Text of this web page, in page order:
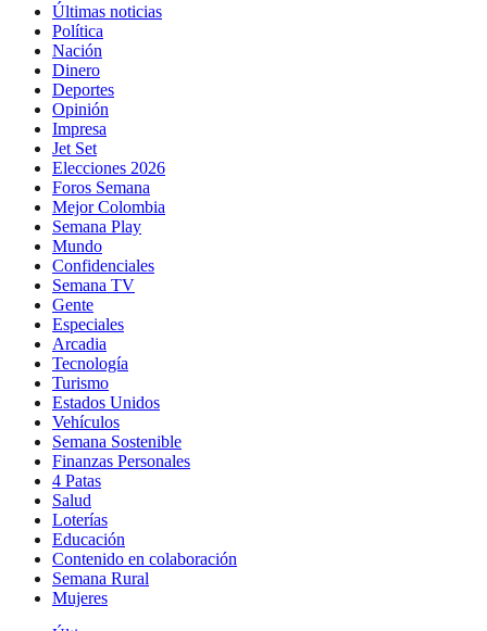
Últimas noticias
Política
Nación
Dinero
Deportes
Opinión
Impresa
Jet Set
Elecciones 2026
Foros Semana
Mejor Colombia
Semana Play
Mundo
Confidenciales
Semana TV
Gente
Especiales
Arcadia
Tecnología
Turismo
Estados Unidos
Vehículos
Semana Sostenible
Finanzas Personales
4 Patas
Salud
Loterías
Educación
Contenido en colaboración
Semana Rural
Mujeres